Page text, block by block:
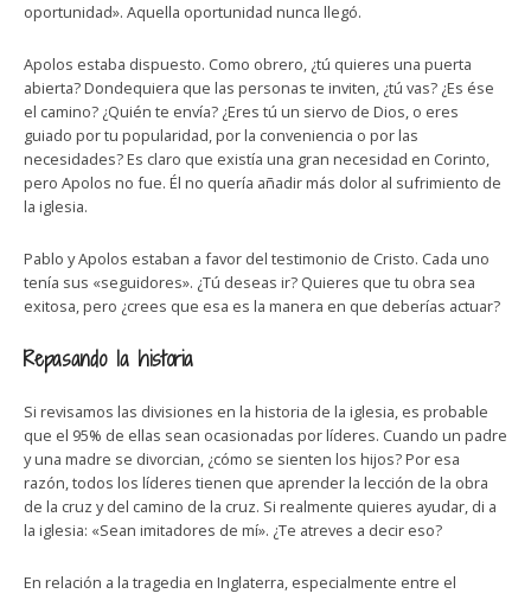
oportunidad». Aquella oportunidad nunca llegó.
Apolos estaba dispuesto. Como obrero, ¿tú quieres una puerta
abierta? Dondequiera que las personas te inviten, ¿tú vas? ¿Es ése
el camino? ¿Quién te envía? ¿Eres tú un siervo de Dios, o eres
guiado por tu popularidad, por la conveniencia o por las
necesidades? Es claro que existía una gran necesidad en Corinto,
pero Apolos no fue. Él no quería añadir más dolor al sufrimiento de
la iglesia.
Pablo y Apolos estaban a favor del testimonio de Cristo. Cada uno
tenía sus «seguidores». ¿Tú deseas ir? Quieres que tu obra sea
exitosa, pero ¿crees que esa es la manera en que deberías actuar?
Repasando la historia
Si revisamos las divisiones en la historia de la iglesia, es probable
que el 95% de ellas sean ocasionadas por líderes. Cuando un padre
y una madre se divorcian, ¿cómo se sienten los hijos? Por esa
razón, todos los líderes tienen que aprender la lección de la obra
de la cruz y del camino de la cruz. Si realmente quieres ayudar, di a
la iglesia: «Sean imitadores de mí». ¿Te atreves a decir eso?
En relación a la tragedia en Inglaterra, especialmente entre el